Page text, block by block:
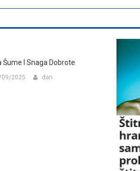
Šume I Snaga Dobrote
09/2025 dan